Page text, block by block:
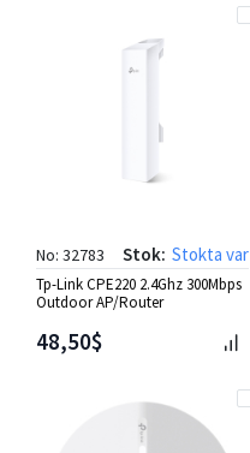
No: 32783 Stok: Stokta var
Tp-Link CPE220 2.4Ghz 300Mbps
Outdoor AP/Router
48,50$